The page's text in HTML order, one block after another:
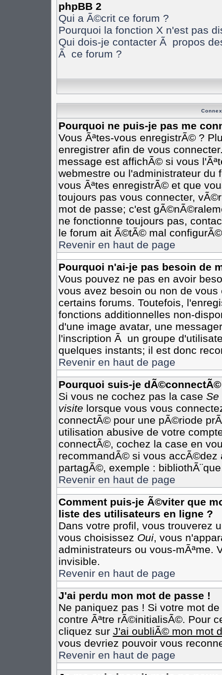
phpBB 2
Qui a Ã©crit ce forum ?
Pourquoi la fonction X n'est pas
Qui dois-je contacter Ã propos
Ã ce forum ?
Pourquoi ne puis-je pas me
Vous Ãªtes-vous enregistrÃ© ?
enregistrer afin de vous
message est affichÃ© si vous
webmestre ou l'administrateur du
vous Ãªtes enregistrÃ© et que
toujours pas vous connecter,
mot de passe; c'est
ne fonctionne toujours pas,
le forum ait Ã©tÃ© mal
Revenir en haut de page
Pourquoi n'ai-je pas besoin de
Vous pouvez ne pas en avoir
vous avez besoin ou non de
certains forums. Toutefois,
fonctions additionnelles non-
d'une image avatar, une
l'inscription Ã un groupe
quelques instants; il est donc
Revenir en haut de page
Pourquoi suis-je
Si vous ne cochez pas la case Se
visite lorsque vous vous
connectÃ© pour une pÃ©riode
utilisation abusive de votre
connectÃ©, cochez la case en
recommandÃ© si vous accÃ©dez
partagÃ©, exemple :
Revenir en haut de page
Comment puis-je Ã©viter que
liste des utilisateurs en ligne ?
Dans votre profil, vous trouverez
vous choisissez Oui, vous
administrateurs ou vous-mÃªme.
invisible.
Revenir en haut de page
J'ai perdu mon mot de passe !
Ne paniquez pas ! Si votre mot
contre Ãªtre rÃ©initialisÃ©. Pour
cliquez sur J'ai oubliÃ© mon mot
vous devriez pouvoir vous
Revenir en haut de page